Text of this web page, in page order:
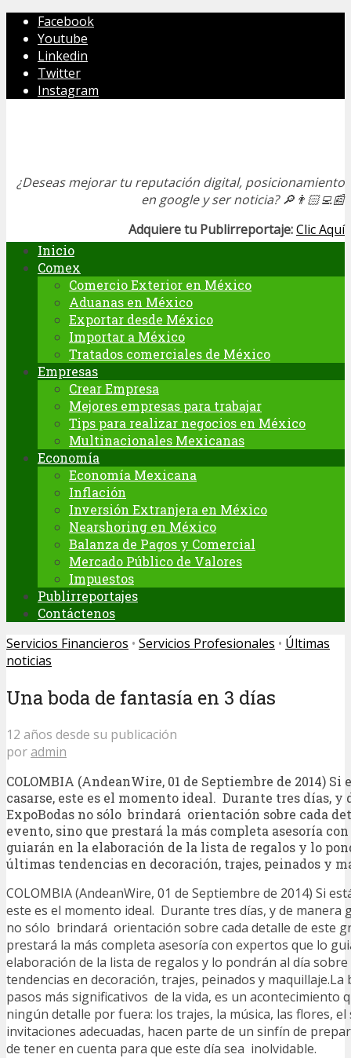
Facebook
Youtube
Linkedin
Twitter
Instagram
¿Deseas mejorar tu reputación digital, posicionamiento
en google y ser noticia?🔎👨🏻‍💻📰
Adquiere tu Publirreportaje:Clic Aquí
Inicio
Comex
Comercio Exterior en México
Aduanas en México
Exportar desde México
Importar a México
Tratados comerciales de México
Empresas
Crear Empresa
Mejores empresas para trabajar
Tips para realizar negocios en México
Multinacionales Mexicanas
Economía
Economía Mexicana
Inflación
Inversión Extranjera en México
Nearshoring en México
Balanza de Pagos y Comercial
Mercado Público de Valores
Impuestos
Publirreportajes
Contáctenos
Servicios Financieros • Servicios Profesionales • Últimas
noticias
Una boda de fantasía en 3 días
12 años desde su publicación
poradmin
COLOMBIA (AndeanWire, 01 de Septiembre de 2014) Si
casarse, este es el momento ideal. Durante tres días, y
ExpoBodas no sólo brindará orientación sobre cada
evento, sino que prestará la más completa asesoría
guiarán en la elaboración de la lista de regalos y lo
últimas tendencias en decoración, trajes, peinados y
COLOMBIA (AndeanWire, 01 de Septiembre de 2014) Si
este es el momento ideal. Durante tres días, y de manera
no sólo brindará orientación sobre cada detalle de este
prestará la más completa asesoría con expertos que lo
elaboración de la lista de regalos y lo pondrán al día
tendencias en decoración, trajes, peinados y maquillaje.La
pasos más significativos de la vida, es un acontecimiento
ningún detalle por fuera: los trajes, la música, las flores, el
invitaciones adecuadas, hacen parte de un sinfín de
de tener en cuenta para que este día sea inolvidable.